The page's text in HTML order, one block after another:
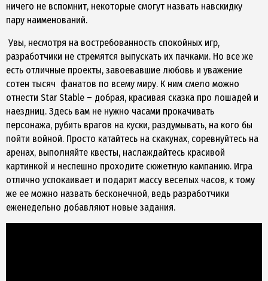
ничего не вспомнит, некоторые смогут назвать навскидку
пару наименований.
Увы, несмотря на востребованность спокойных игр,
разработчики не стремятся выпускать их пачками. Но все же
есть отличные проекты, завоевавшие любовь и уважение
сотен тысяч фанатов по всему миру. К ним смело можно
отнести Star Stable – добрая, красивая сказка про лошадей и
наездниц. Здесь вам не нужно часами прокачивать
персонажа, рубить врагов на куски, раздумывать, на кого бы
пойти войной. Просто катайтесь на скакунах, соревнуйтесь на
аренах, выполняйте квесты, наслаждайтесь красивой
картинкой и неспешно проходите сюжетную кампанию. Игра
отлично успокаивает и подарит массу веселых часов, к тому
же ее можно назвать бесконечной, ведь разработчики
еженедельно добавляют новые задания.